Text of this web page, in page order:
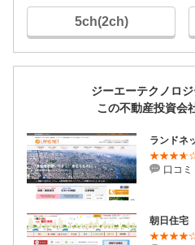
5ch(2ch)
ジーエーテクノロ
この不動産投資会
ランドネ
口コミ
朝日住宅